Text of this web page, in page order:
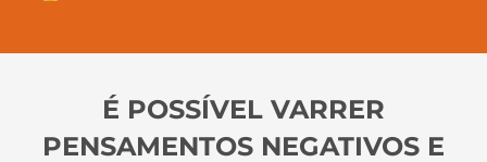
É POSSÍVEL VARRER
PENSAMENTOS NEGATIVOS E